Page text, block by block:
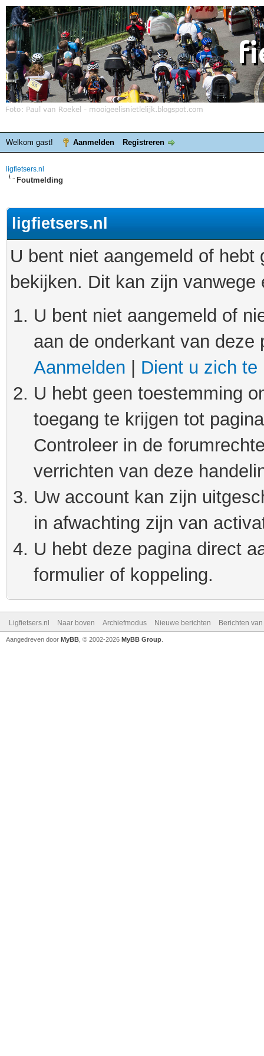
Welkom gast! Aanmelden Registreren
ligfietsers.nl
Foutmelding
ligfietsers.nl
U bent niet aangemeld of
bekijken. Dit kan zijn
U bent niet aangemeld of
aan de onderkant van
Aanmelden
Dient u zich te
U hebt geen toestemming
toegang te krijgen tot
Controleer in de
verrichten van deze
Uw account kan zijn
in afwachting zijn van
U hebt deze pagina direct
formulier of koppeling.
Ligfietsers.nl Naar boven Archiefmodus Nieuwe berichten Berichten
Aangedreven door MyBB , © 2002-2026 MyBB Group